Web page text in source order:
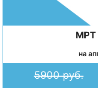
МРТ
на
5900 руб.